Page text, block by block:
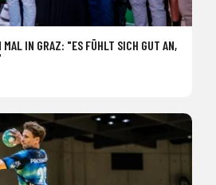
IN GRAZ: "ES FÜHLT SICH GUT AN,